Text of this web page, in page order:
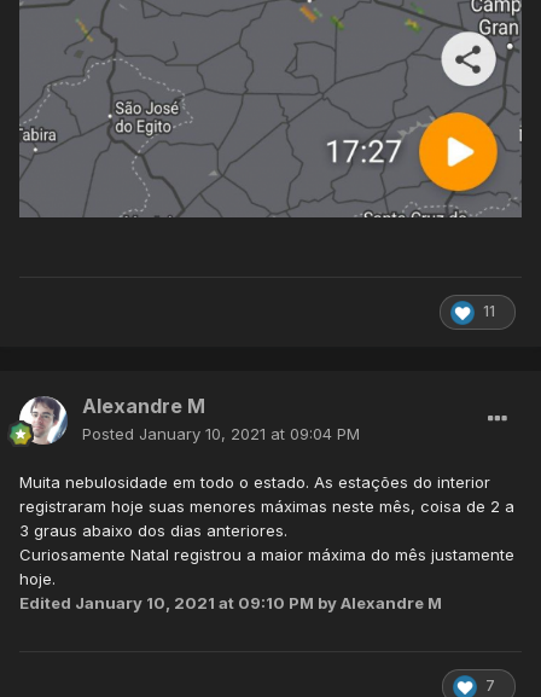
11
Alexandre M
Posted January 10, 2021 at 09:04 PM
Muita nebulosidade em todo o estado. As estações do interior
registraram hoje suas menores máximas neste mês, coisa de 2 a
3 graus abaixo dos dias anteriores.
Curiosamente Natal registrou a maior máxima do mês justamente
hoje.
Edited January 10, 2021 at 09:10 PM by Alexandre M
7